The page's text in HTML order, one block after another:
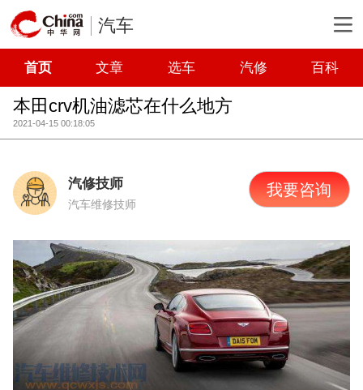
汽车
首页 文章 选车 汽修 百科
本田crv机油滤芯在什么地方
2021-04-15 00:18:05
汽修技师
汽车维修技师
我要咨询